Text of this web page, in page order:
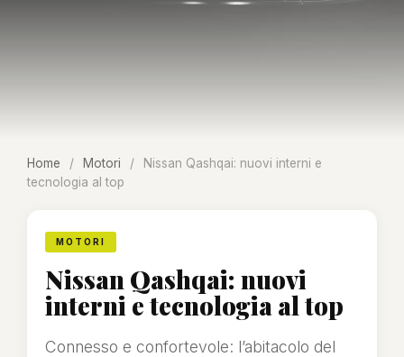
Home / Motori /
Nissan Qashqai: nuovi interni e
tecnologia al top
MOTORI
Nissan Qashqai: nuovi
interni e tecnologia al top
Connesso e confortevole: l’abitacolo del